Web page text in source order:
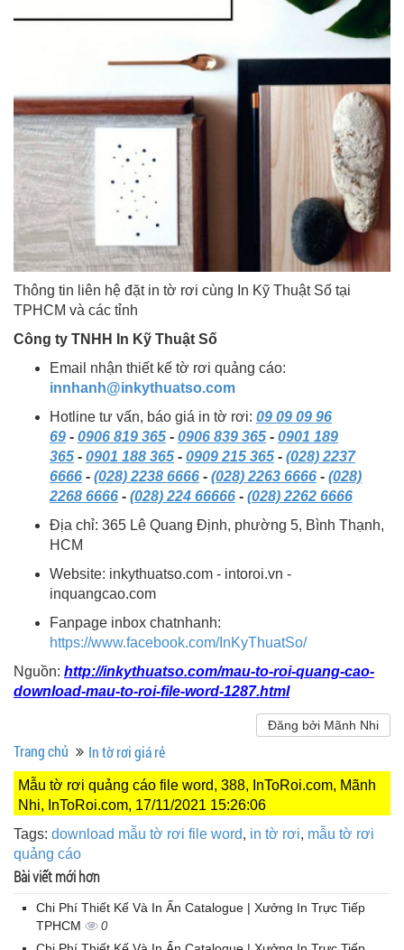
Thông tin liên hệ đặt in tờ rơi cùng In Kỹ Thuật Số tại
TPHCM và các tỉnh
Công ty TNHH In Kỹ Thuật Số
Email nhận thiết kế tờ rơi quảng cáo:
innhanh@inkythuatso.com
Hotline tư vấn, báo giá in tờ rơi: 09 09 09 96
69 - 0906 819 365 - 0906 839 365 - 0901 189
365 - 0901 188 365 - 0909 215 365 - (028) 2237
6666 - (028) 2238 6666 - (028) 2263 6666 - (028)
2268 6666 - (028) 224 66666 - (028) 2262 6666
Địa chỉ: 365 Lê Quang Định, phường 5, Bình Thạnh,
HCM
Website: inkythuatso.com - intoroi.vn -
inquangcao.com
Fanpage inbox chatnhanh:
https://www.facebook.com/InKyThuatSo/
Nguồn: http://inkythuatso.com/mau-to-roi-quang-cao-
download-mau-to-roi-file-word-1287.html
Đăng bởi Mãnh Nhi
Trang chủ In tờ rơi giá rẻ
Mẫu tờ rơi quảng cáo file word, 388, InToRoi.com, Mãnh
Nhi, InToRoi.com, 17/11/2021 15:26:06
Tags: download mẫu tờ rơi file word, in tờ rơi, mẫu tờ rơi
quảng cáo
Bài viết mới hơn
Chi Phí Thiết Kế Và In Ấn Catalogue | Xưởng In Trực Tiếp
TPHCM
0